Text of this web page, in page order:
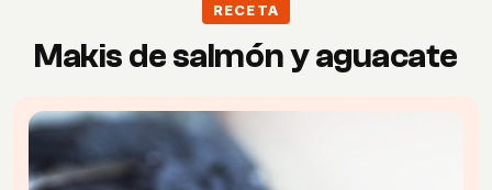
RECETA
Makis de salmón y aguacate